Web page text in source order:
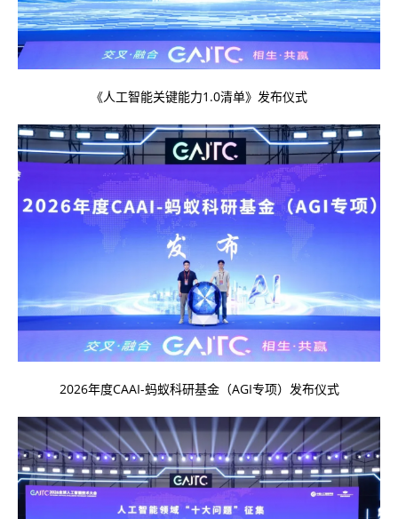
《人工智能关键能力1.0清单》发布仪式
2026年度CAAI-蚂蚁科研基金（AGI专项）发布仪式